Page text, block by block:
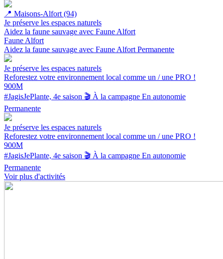
📍 Maisons-Alfort (94)
Je préserve les espaces naturels
Aidez la faune sauvage avec Faune Alfort
Faune Alfort
Aidez la faune sauvage avec Faune Alfort Permanente
Je préserve les espaces naturels
Reforestez votre environnement local comme un / une PRO !
900M
#JagisJePlante, 4e saison 🎬 À la campagne En autonomie
Permanente
Je préserve les espaces naturels
Reforestez votre environnement local comme un / une PRO !
900M
#JagisJePlante, 4e saison 🎬 À la campagne En autonomie
Permanente
Voir plus d'activités